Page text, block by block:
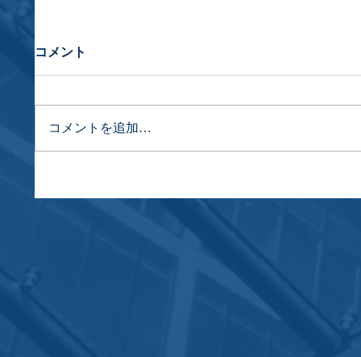
コメント
コメントを追加…